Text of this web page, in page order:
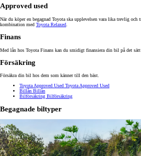
Approved used
När du köper en begagnad Toyota ska upplevelsen vara lika trevlig
kombination med Toyota Relaxed
Finans
Med lån hos Toyota Finans kan du smidigt finansiera din bil på det sätt
Försäkring
Försäkra din bil hos dem som känner till den bäst.
Toyota Approved Used Toyota Approved Used
Billån Billån
Bilförsäkring Bilförsäkring
Begagnade biltyper